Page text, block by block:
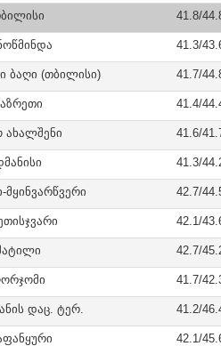
41.8/
41.3/
ბაღი (თბილისი) 41.7/
41.4/
ახალშენი 41.6/
41.3/
42.7/
42.1/
42.7/
41.7/
დაც. ტერ. 41.2/
42.1/